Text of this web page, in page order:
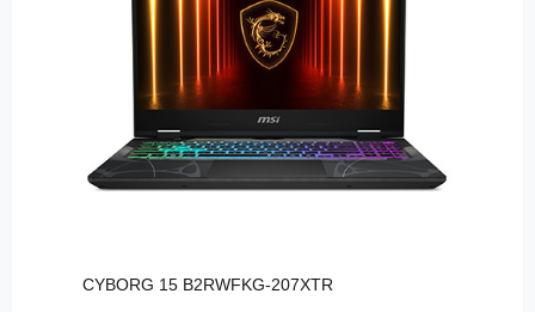
CYBORG 15 B2RWFKG-207XTR